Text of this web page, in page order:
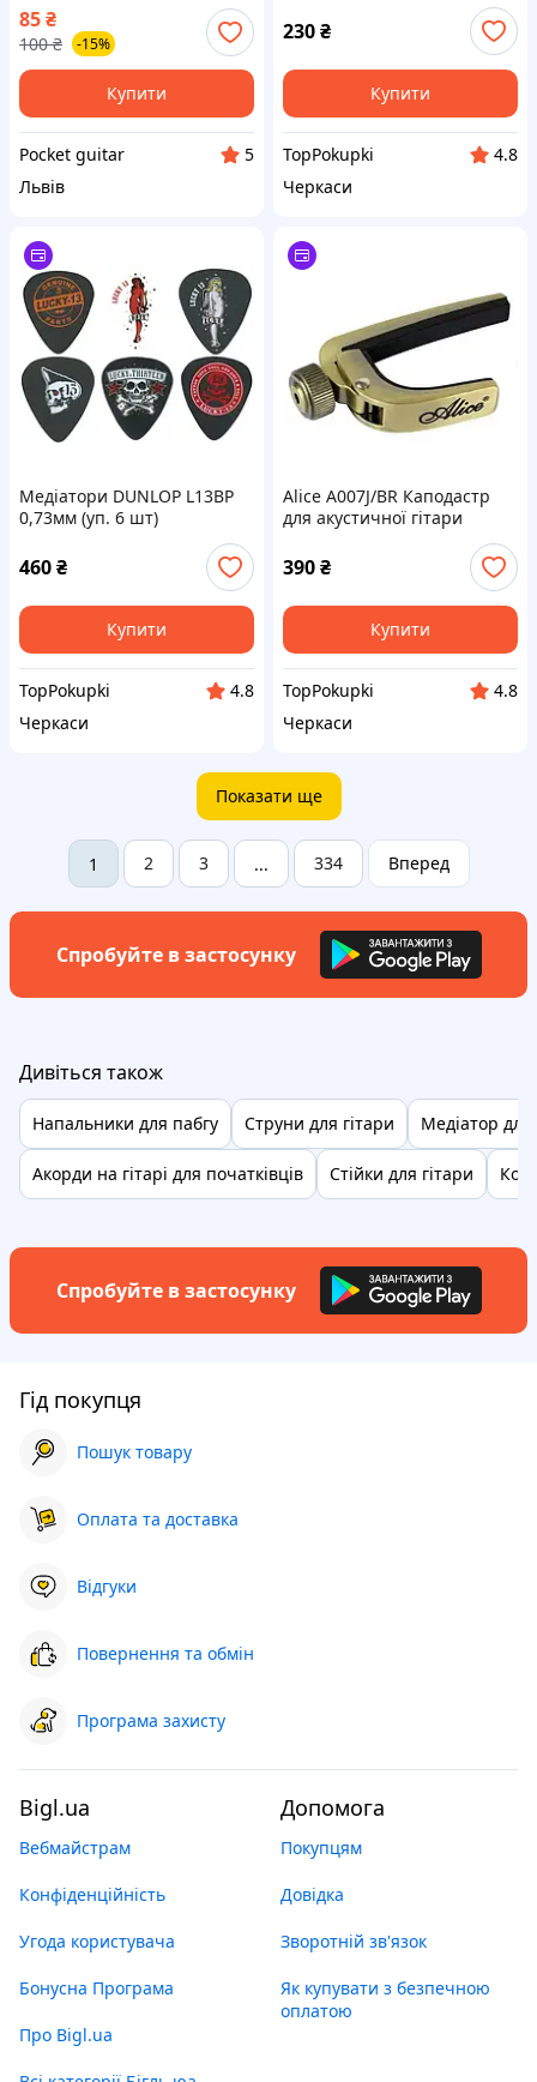
85₴
100 ₴ -15%
Купити
Pocket guitar
5
Львів
230₴
Купити
TopPokupki
4.8
Черкаси
Медіатори DUNLOP L13BP
0,73мм (уп. 6 шт)
460₴
Купити
TopPokupki
4.8
Черкаси
Alice A007J/BR Каподастр
для акустичної гітари
390₴
Купити
TopPokupki
4.8
Черкаси
Показати ще
1 2 3 ... 334 Вперед
Спробуйте в застосунку
Дивіться також
Напальники для пабгу Струни для гітари Медіатор для
Акорди на гітарі для початківців Стійки для гітари
Спробуйте в застосунку
Гід покупця
Пошук товару
Оплата та доставка
Відгуки
Повернення та обмін
Програма захисту
Bigl.ua
Вебмайстрам
Конфіденційність
Угода користувача
Бонусна Програма
Про Bigl.ua
Допомога
Покупцям
Довідка
Зворотній зв'язок
Як купувати з безпечною
оплатою